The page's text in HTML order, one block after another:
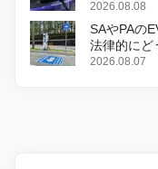
2026.08.08
SAやPAの
法律的にど
2026.08.07